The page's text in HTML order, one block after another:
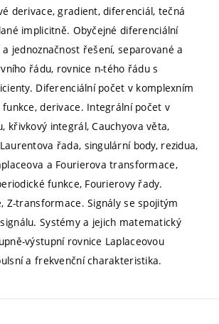
derivace, gradient, diferenciál, tečná
implicitně. Obyčejné diferenciální
jednoznačnost řešení, separované a
řádu, rovnice n-tého řádu s
Diferenciální počet v komplexním
derivace. Integrální počet v
křivkový integrál, Cauchyova věta,
řada, singulární body, rezidua,
a Fourierova transformace,
funkce, Fourierovy řady.
Z-transformace. Signály se spojitým
Systémy a jejich matematický
výstupní rovnice Laplaceovou
a frekvenční charakteristika.